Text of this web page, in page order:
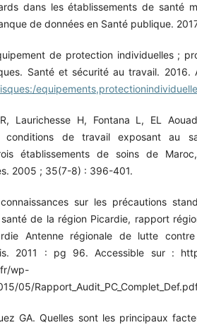
dans les établissements de santé
de données en Santé publique.
de protection individuelles ;
Santé et sécurité au travail. 2016.
Laurichesse H, Fontana L, EL
conditions de travail exposant au
établissements de soins de
2005 ; 35(7-8) : 396-401.
sur les précautions
de la région Picardie, rapport
Antenne régionale de lutte
2011 : pg 96. Accessible sur :
wp-
05/
GA. Quelles sont les principaux